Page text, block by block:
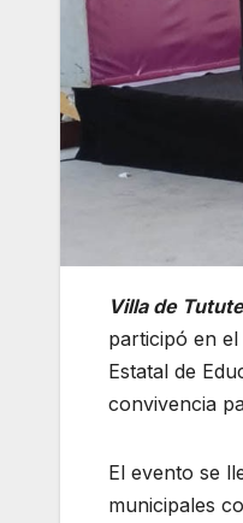
Villa de
participó en el
Estatal de
convivencia
El evento se
municipales